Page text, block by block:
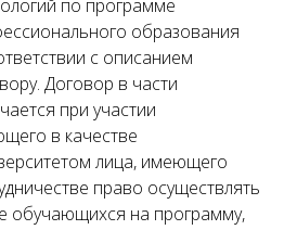
по программе
образования
с описанием
Договор в части
при участии
в качестве
лица, имеющего
право осуществлять
обучающихся на программу,